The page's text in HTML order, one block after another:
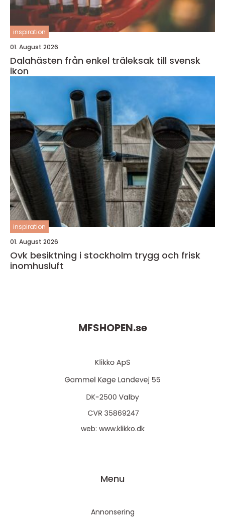
inspiration
01. August 2026
Dalahästen från enkel träleksak till svensk
ikon
inspiration
01. August 2026
Ovk besiktning i stockholm trygg och frisk
inomhusluft
MFSHOPEN.se
web: www.klikko.dk
Menu
Annonsering